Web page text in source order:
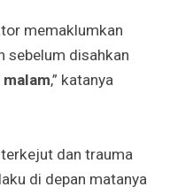
memaklumkan
sebelum disahkan
malam,” katanya
dan trauma
di depan matanya